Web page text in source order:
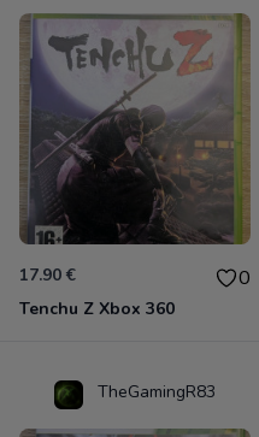
17.90 € 0
Tenchu Z Xbox 360
TheGamingR83